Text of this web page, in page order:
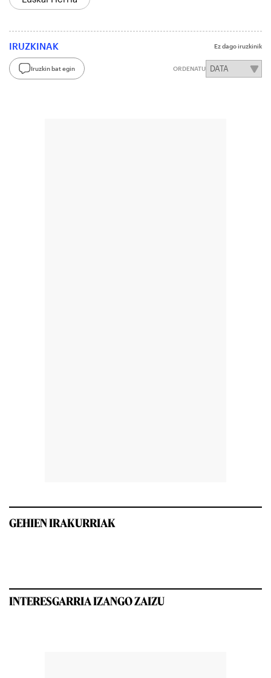
IRUZKINAK Ez dago iruzkinik
Iruzkin bat egin ORDENATU
GEHIEN IRAKURRIAK
INTERESGARRIA IZANGO ZAIZU